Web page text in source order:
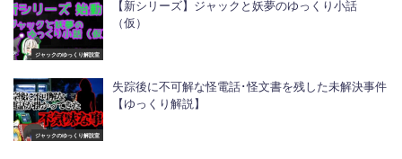
ジャックのゆっくり解説室
【新シリーズ】ジャックと妖夢のゆっくり小話
（仮）
ジャックのゆっくり解説室
失踪後に不可解な怪電話･怪文書を残した未解決事件
【ゆっくり解説】